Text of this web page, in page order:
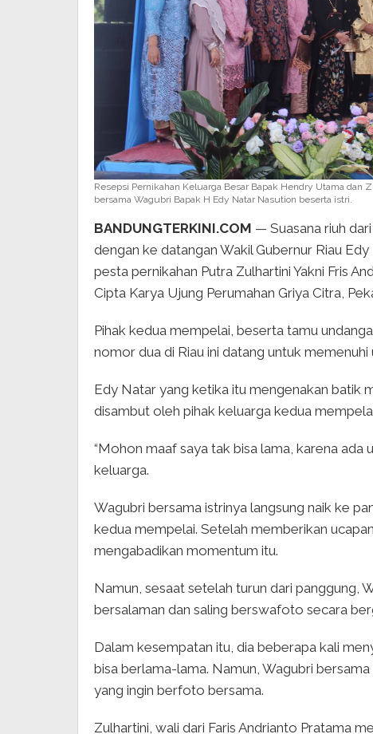
Resepsi Pernikahan Keluarga Besar Bapak Hendry Utama dan
bersama Wagubri Bapak H Edy Natar Nasution beserta istri.
BANDUNGTERKINI.COM — Suasana riuh
dengan ke datangan Wakil Gubernur Riau
pesta pernikahan Putra Zulhartini Yakni Fris
Cipta Karya Ujung Perumahan Griya Citra,
Pihak kedua mempelai, beserta tamu
nomor dua di Riau ini datang untuk
Edy Natar yang ketika itu mengenakan batik
disambut oleh pihak keluarga kedua
“Mohon maaf saya tak bisa lama, karena ada
keluarga.
Wagubri bersama istrinya langsung naik ke
kedua mempelai. Setelah memberikan
mengabadikan momentum itu.
Namun, sesaat setelah turun dari panggung,
bersalaman dan saling berswafoto secara
Dalam kesempatan itu, dia beberapa kali
bisa berlama-lama. Namun, Wagubri
yang ingin berfoto bersama.
Zulhartini, wali dari Faris Andrianto Pratama